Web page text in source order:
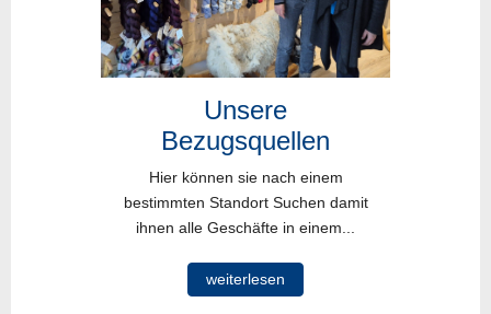
Unsere
Bezugsquellen
Hier können sie nach einem
bestimmten Standort Suchen damit
ihnen alle Geschäfte in einem...
weiterlesen